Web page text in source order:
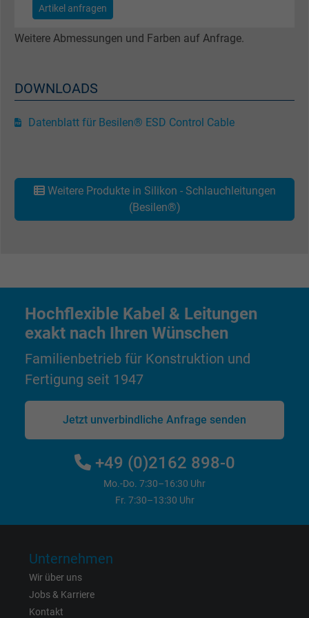
Anbieter Google LLC
Zweck
Erzeugt statistische Daten darüber, wie der
Besucher die Website nutzt.
Anbieter Google LLC
Laufzeit 1 Jahr
zu registrieren und zu melden.
Name test_cookie, Google DoubleClick
Anbieter Google LLC
Enthält eine zufällig generierte Benutzer-ID.
Mithilfe dieser ID kann Google den Nutzer
verschiedenen Websites
domänenübergreifend erkennen und
personalisierte Werbung anzeigen.
Google Ad Conversion Tracking
Artikel anfragen
Weitere Abmessungen und Farben auf Anfrage.
DOWNLOADS
Datenblatt für Besilen® ESD Control Cable
Weitere Produkte in Silikon - Schlauchleitungen
(Besilen®)
Hochflexible Kabel & Leitungen
exakt nach Ihren Wünschen
Familienbetrieb für Konstruktion und
Fertigung seit 1947
Jetzt unverbindliche Anfrage senden
+49 (0)2162 898-0
Mo.-Do. 7:30–16:30 Uhr
Fr. 7:30–13:30 Uhr
Unternehmen
Wir über uns
Jobs & Karriere
Kontakt